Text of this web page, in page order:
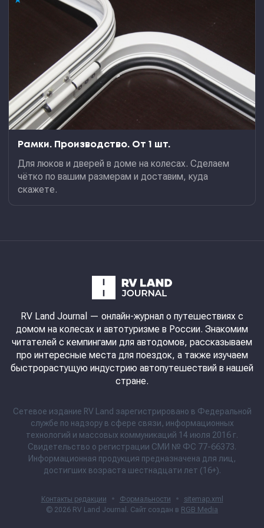
Рамки. Производство. От 1 шт.
Для люков и дверей в доме на колесах. Сделаем
чётко по вашим размерам и доставим, куда
скажете.
RV Land Journal — онлайн-журнал о путешествиях с
домом на колесах и автотуризме в России. Знакомим
читателей с кемпингами для автодомов, рассказываем
про интересные места для поездок, а также изучаем
быстрорастущую индустрию автопутешествий в нашей
стране.
Сетевое издание RV Land зарегистрировано в Федеральной
службе по надзору в сфере связи, информационных
технологий и массовых коммуникаций 14 июля 2016 г.
Свидетельство о регистрации СМИ № ФС 77-66373.
Информационная продукция предназначена для лиц,
достигших возраста шестнадцати лет (16+).
Контакты редакции • Формальности •
sitemap.xml
© 2026 RV Land Journal . Сайт создан в RGB Media